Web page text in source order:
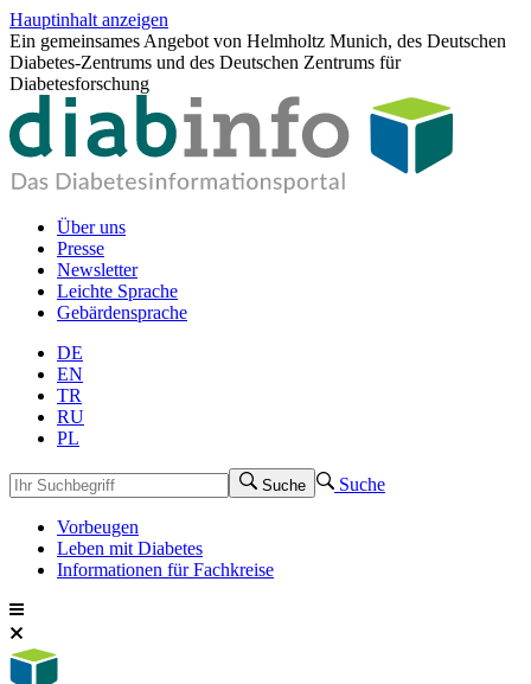
Hauptinhalt anzeigen
Ein gemeinsames Angebot von Helmholtz Munich, des Deutschen
Diabetes-Zentrums und des Deutschen Zentrums für
Diabetesforschung
Über uns
Presse
Newsletter
Leichte Sprache
Gebärdensprache
DE
EN
TR
RU
PL
Suche Suche
Vorbeugen
Leben mit Diabetes
Informationen für Fachkreise